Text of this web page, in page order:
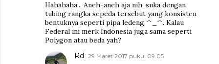
Hahahaha... Aneh-aneh aja nih, suka dengan
tubing rangka sepeda tersebut yang konsisten
bentuknya seperti pipa ledeng ^_^. Kalau
Federal ini merk Indonesia juga sama seperti
Polygon atau beda yah?
Rd 29 Maret 2017 pukul 09.05